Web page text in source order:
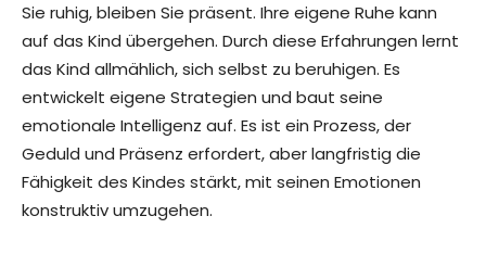
Sie ruhig, bleiben Sie präsent. Ihre eigene Ruhe kann
auf das Kind übergehen. Durch diese Erfahrungen lernt
das Kind allmählich, sich selbst zu beruhigen. Es
entwickelt eigene Strategien und baut seine
emotionale Intelligenz auf. Es ist ein Prozess, der
Geduld und Präsenz erfordert, aber langfristig die
Fähigkeit des Kindes stärkt, mit seinen Emotionen
konstruktiv umzugehen.